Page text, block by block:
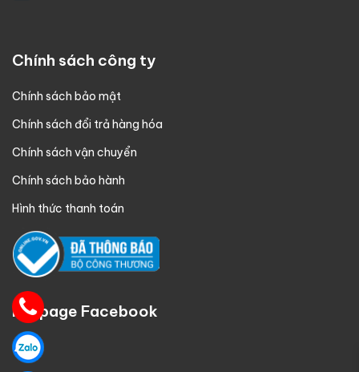
Chính sách công ty
Chính sách bảo mật
Chính sách đổi trả hàng hóa
Chính sách vận chuyển
Chính sách bảo hành
Hình thức thanh toán
Fanpage Facebook